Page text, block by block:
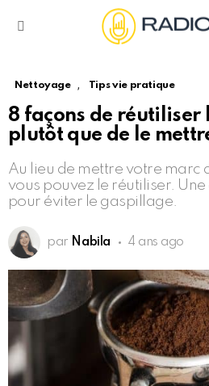
Nettoyage , Tips vie pratique
8 façons de réutiliser
plutôt que de le
Au lieu de mettre votre marc
vous pouvez le réutiliser.
pour éviter le gaspillage.
par Nabila 4 ans ago